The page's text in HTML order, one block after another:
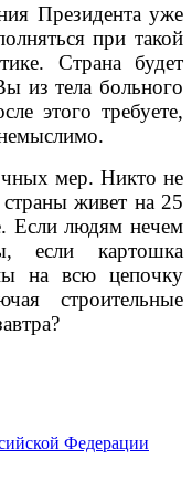
Президента уже
при такой
Страна будет
из тела больного
этого требуете,
мер. Никто не
живет на 25
Если людям нечем
если картошка
на всю цепочку
строительные